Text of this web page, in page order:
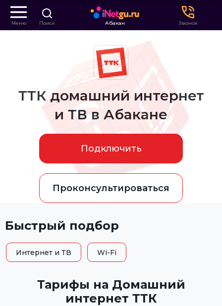
Меню Поиск Абакан Звонок
ТТК домашний интернет
и ТВ в Абакане
Подключить
Проконсультироваться
Быстрый подбор
Интернет и ТВ Wi-Fi
Тарифы на Домашний
интернет ТТК